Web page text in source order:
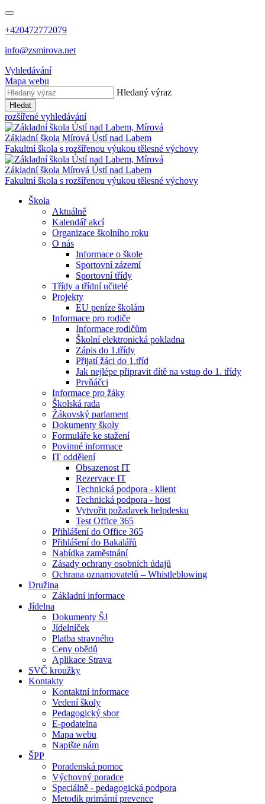
+420472772079
info@zsmirova.net
Vyhledávání
Mapa webu
Hledaný výraz
Hledat
rozšířené vyhledávání
Základní škola Mírová Ústí nad Labem
Fakultní škola s rozšířenou výukou tělesné výchovy
Základní škola Mírová Ústí nad Labem
Fakultní škola s rozšířenou výukou tělesné výchovy
Škola
Aktuálně
Kalendář akcí
Organizace školního roku
O nás
Informace o škole
Sportovní zázemí
Sportovní třídy
Třídy a třídní učitelé
Projekty
EU peníze školám
Informace pro rodiče
Informace rodičům
Školní elektronická pokladna
Zápis do 1.třídy
Přijatí žáci do 1.tříd
Jak nejlépe připravit dítě na vstup do 1. třídy
Prvňáčci
Informace pro žáky
Školská rada
Žákovský parlament
Dokumenty školy
Formuláře ke stažení
Povinné informace
IT oddělení
Obsazenost IT
Rezervace IT
Technická podpora - klient
Technická podpora - host
Vytvořit požadavek helpdesku
Test Office 365
Přihlášení do Office 365
Přihlášení do Bakalářů
Nabídka zaměstnání
Zásady ochrany osobních údajů
Ochrana oznamovatelů – Whistleblowing
Družina
Základní informace
Jídelna
Dokumenty ŠJ
Jídelníček
Platba stravného
Ceny obědů
Aplikace Strava
SVČ kroužky
Kontakty
Kontaktní informace
Vedení školy
Pedagogický sbor
E-podatelna
Mapa webu
Napište nám
ŠPP
Poradenská pomoc
Výchovný poradce
Speciálně - pedagogická podpora
Metodik primární prevence